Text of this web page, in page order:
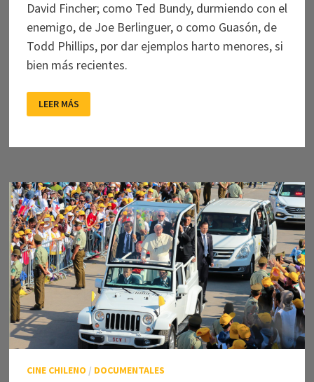
David Fincher; como Ted Bundy, durmiendo con el
enemigo, de Joe Berlinguer, o como Guasón, de
Todd Phillips, por dar ejemplos harto menores, si
bien más recientes.
70
LEER MÁS
CINE CHILENO / DOCUMENTALES